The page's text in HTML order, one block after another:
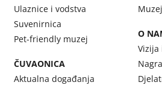
Ulaznice i vodstva
Suvenirnica
Pet-friendly muzej
ČUVAONICA
Aktualna događanja
O
Vizija